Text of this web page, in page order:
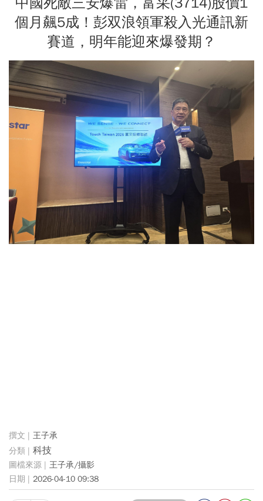
個月飆5成！彭双浪領軍殺入光通訊新
賽道，明年能迎來爆發期？
王子承
科技
王子承/攝影
2026-04-10 09:38